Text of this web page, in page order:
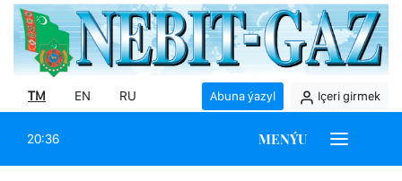
TM EN RU Abuna ýazyl Içeri girmek
20:36 MENÝU